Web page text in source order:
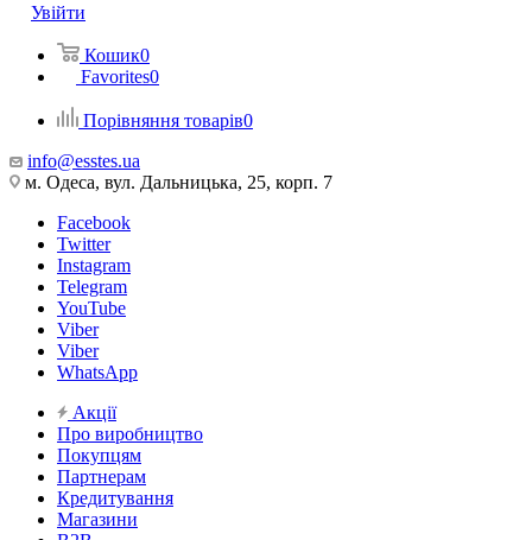
Увійти
Кошик0
Favorites0
Порівняння товарів0
info@esstes.ua
м. Одеса, вул. Дальницька, 25, корп. 7
Facebook
Twitter
Instagram
Telegram
YouTube
Viber
Viber
WhatsApp
Акції
Про виробництво
Покупцям
Партнерам
Кредитування
Магазини